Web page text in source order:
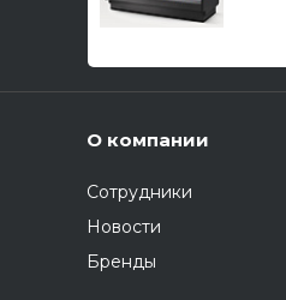
О компании
Сотрудники
Новости
Бренды